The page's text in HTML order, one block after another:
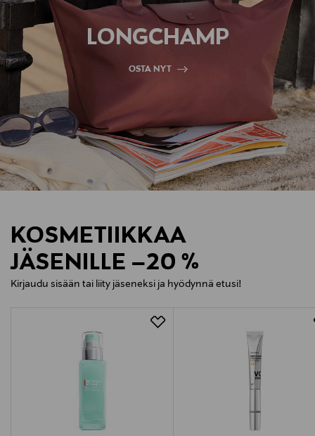
LONGCHAMP
OSTA NYT
KOSMETIIKKAA
JÄSENILLE –20 %
Kirjaudu sisään tai liity jäseneksi ja hyödynnä etusi!